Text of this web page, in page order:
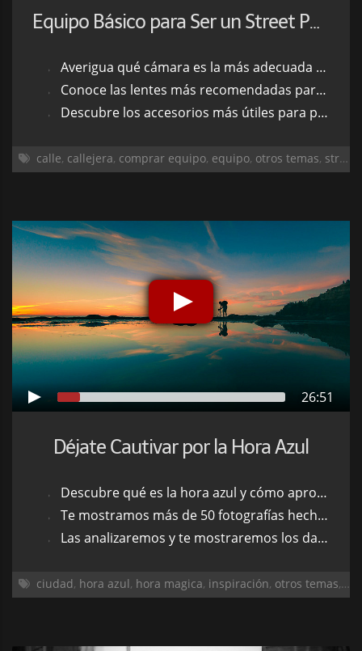
Equipo Básico para Ser un Street Photographer
Averigua qué cámara es la más adecuada para un
Conoce las lentes más recomendadas para este tipo de fotografía
Descubre los accesorios más útiles para practicar este género
calle, callejera, comprar equipo, equipo, otros temas, street photo
26:51
Déjate Cautivar por la Hora Azul
Descubre qué es la hora azul y cómo aprovecharla en tus fotografías
Te mostramos más de 50 fotografías hechas en hora azul para que te inspires
Las analizaremos y te mostraremos los datos exif de cada una
ciudad, hora azul, hora magica, inspiración, otros temas,